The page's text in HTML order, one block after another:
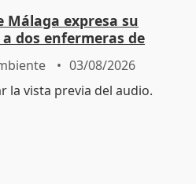
Málaga expresa su
dos enfermeras de
03/08/2026